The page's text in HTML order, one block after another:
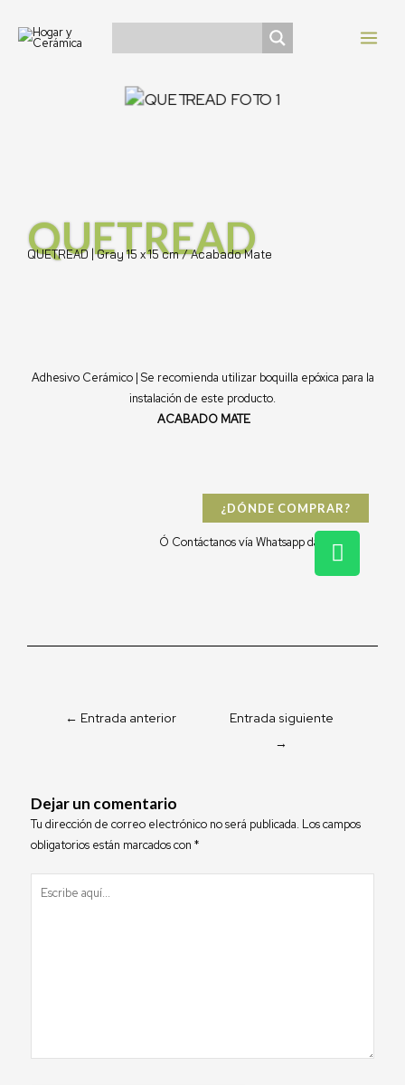
contenido
QUETREAD
QUETREAD | Gray 15 x 15 cm / Acabado Mate
Adhesivo Cerámico | Se recomienda utilizar boquilla epóxica para la
instalación de este producto.
ACABADO MATE
¿DÓNDE COMPRAR?
Ó Contáctanos vía Whatsapp dándo clic:
W
h
a
a
de
entradas
← Entrada anterior
Entrada siguiente
→
Dejar un comentario
Tu dirección de correo electrónico no será publicada. Los campos
obligatorios están marcados con*